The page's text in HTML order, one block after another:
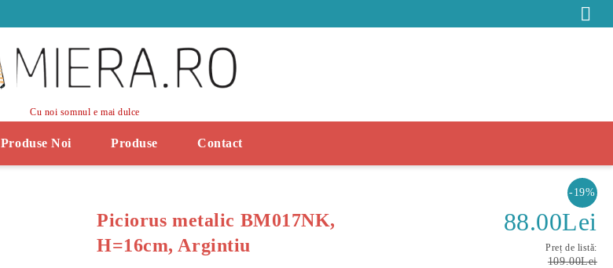
Cu noi somnul e mai dulce
Produse Noi Produse Contact
Piciorus metalic BM017NK,
H=16cm, Argintiu
-19%
88.00Lei
Preț de listă:
109.00Lei